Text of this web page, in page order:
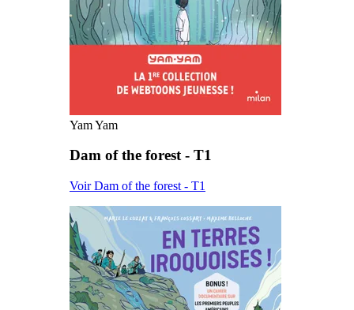
Yam Yam
Dam of the forest - T1
Voir Dam of the forest - T1